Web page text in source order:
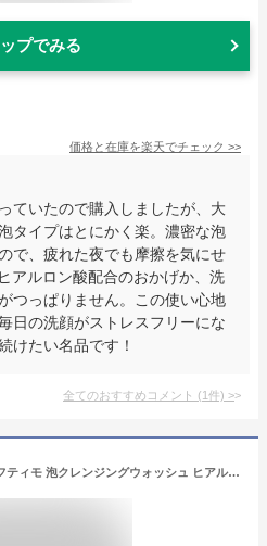
プでみる
価格と在庫を楽天でチェック >>
ていたので購入しましたが、大
タイプはとにかく楽。濃密な泡
で、疲れた夜でも摩擦を気にせ
アルロン酸配合のおかげか、洗
つっぱりません。この使い心地
日の洗顔がストレスフリーにな
けたい名品です！
全てのおすすめコメント (1件) >
コーセーコスメポート ソフティモ 泡クレンジングウォッシュ ヒアルロン酸 200ml